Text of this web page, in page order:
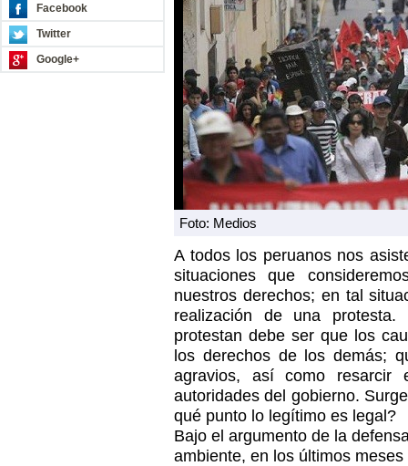
Facebook
Twitter
Google+
Foto: Medios
A todos los peruanos nos
situaciones que
nuestros derechos; en tal
realización de una
protestan debe ser que los
los derechos de los demás;
agravios, así como resarcir
autoridades del gobierno.
qué punto lo legítimo es legal?
Bajo el argumento de la
ambiente, en los últimos